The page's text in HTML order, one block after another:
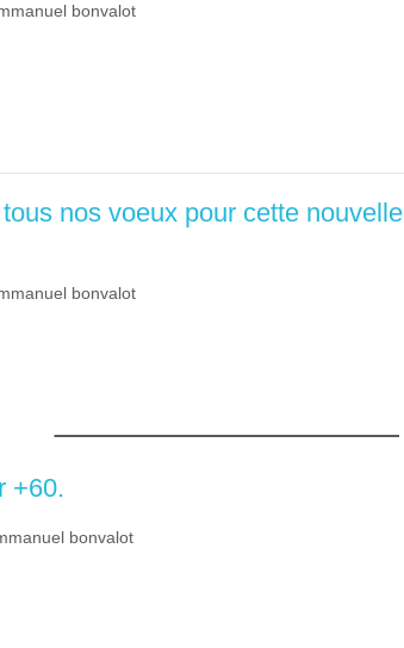
bonvalot
nos voeux pour cette nouvelle
bonvalot
+60.
bonvalot